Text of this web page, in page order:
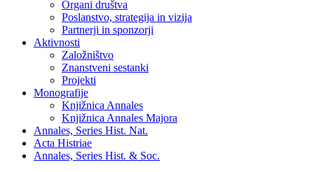
Organi društva
Poslanstvo, strategija in vizija
Partnerji in sponzorji
Aktivnosti
Založništvo
Znanstveni sestanki
Projekti
Monografije
Knjižnica Annales
Knjižnica Annales Majora
Annales, Series Hist. Nat.
Acta Histriae
Annales, Series Hist. & Soc.